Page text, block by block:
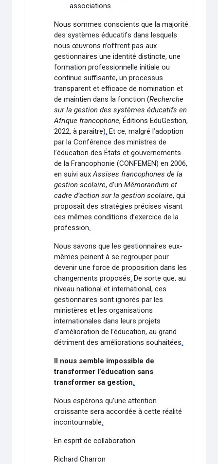
associations
Nous sommes conscients que la majorité
des systèmes éducatifs dans lesquels
nous œuvrons n’offrent pas aux
gestionnaires une identité distincte, une
formation professionnelle initiale ou
continue suffisante, un processus
transparent et efficace de nomination et
de maintien dans la fonction (Recherche
sur la gestion des systèmes éducatifs en
Afrique francophone, Éditions EduGestion,
2022, à paraître) Et ce, malgré l’adoption
par la Conférence des ministres de
l’éducation des États et gouvernements
de la Francophonie (CONFEMEN) en 2006,
en suivi auxAssises francophones de la
gestion scolaire, d’unMémorandum et
cadre d’action sur la gestion scolaire, qui
proposait des stratégies précises visant
ces mêmes conditions d’exercice de la
profession
Nous savons que les gestionnaires eux-
mêmes peinent à se regrouper pour
devenir une force de proposition dans les
changements proposés De sorte que, au
niveau national et international, ces
gestionnaires sont ignorés par les
ministères et les organisations
internationales dans leurs projets
d’amélioration de l’éducation, au grand
détriment des améliorations souhaitées
Il nous semble impossible de
transformer l’éducation sans
transformer sa gestion.
Nous espérons qu’une attention
croissante sera accordée à cette réalité
incontournable
En esprit de collaboration
Richard Charron